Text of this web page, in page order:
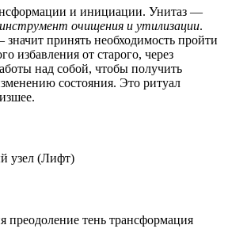
и инициации. Унитаз —
инструмент очищения и утилизации.
значит принять необходимость пройти
избавления от старого, через
над собой, чтобы получить
состояния. Это ритуал
узел (Лифт)
преодоление тень трансформация